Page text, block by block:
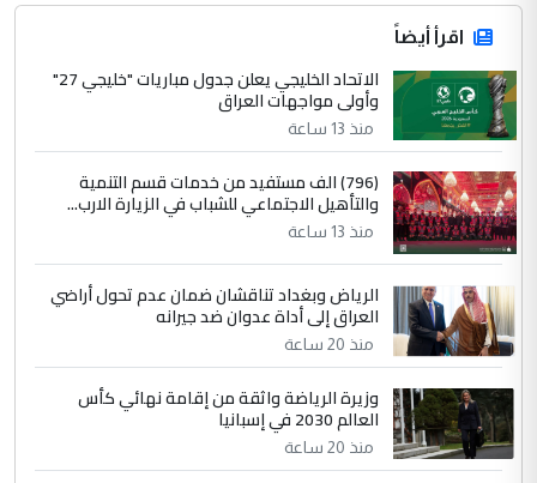
اقرأ أيضاً
الاتحاد الخليجي يعلن جدول مباريات "خليجي 27"
وأولى مواجهات العراق
منذ 13 ساعة
(796) الف مستفيد من خدمات قسم التنمية
والتأهيل الاجتماعي للشباب في الزيارة الارب...
منذ 13 ساعة
الرياض وبغداد تناقشان ضمان عدم تحول أراضي
العراق إلى أداة عدوان ضد جيرانه
منذ 20 ساعة
وزيرة الرياضة واثقة من إقامة نهائي كأس
العالم 2030 في إسبانيا
منذ 20 ساعة